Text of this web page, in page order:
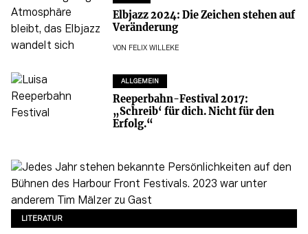
Elbjazz 2024: Die Zeichen stehen auf
Veränderung
VON FELIX WILLEKE
ALLGEMEIN
Reeperbahn-Festival 2017:
„Schreib‘ für dich. Nicht für den
Erfolg.“
LITERATUR